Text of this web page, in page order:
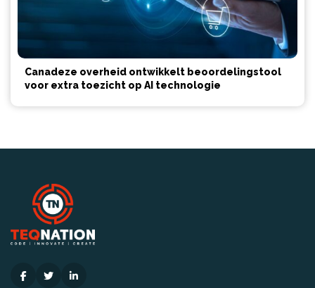
Canadeze overheid ontwikkelt beoordelingstool
voor extra toezicht op AI technologie